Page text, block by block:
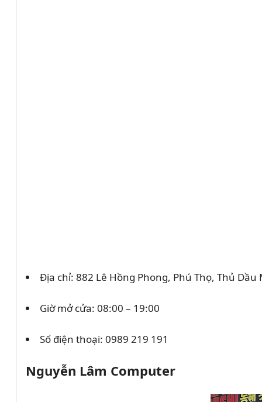
Địa chỉ: 882 Lê Hồng Phong, Phú Thọ, Thủ
Giờ mở cửa: 08:00 – 19:00
Số điện thoại: 0989 219 191
Nguyễn Lâm Computer